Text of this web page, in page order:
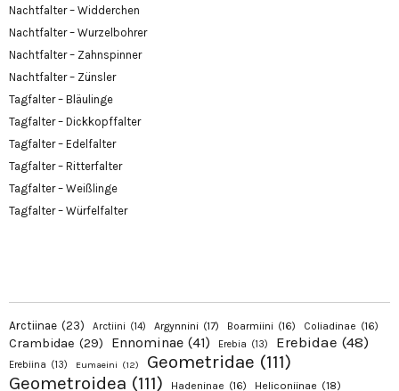
Nachtfalter – Widderchen
Nachtfalter – Wurzelbohrer
Nachtfalter – Zahnspinner
Nachtfalter – Zünsler
Tagfalter – Bläulinge
Tagfalter – Dickkopffalter
Tagfalter – Edelfalter
Tagfalter – Ritterfalter
Tagfalter – Weißlinge
Tagfalter – Würfelfalter
Arctiinae (23) Arctiini (14) Argynnini (17) Boarmiini (16) Coliadinae (16)
Crambidae (29) Ennominae (41) Erebia (13) Erebidae (48)
Erebiina (13) Eumaeini (12) Geometridae (111)
Geometroidea (111) Hadeninae (16) Heliconiinae (18)